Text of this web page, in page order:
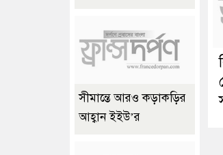
সীমান্তে আরও কড়াকড়ির
আহ্বান ইইউ’র